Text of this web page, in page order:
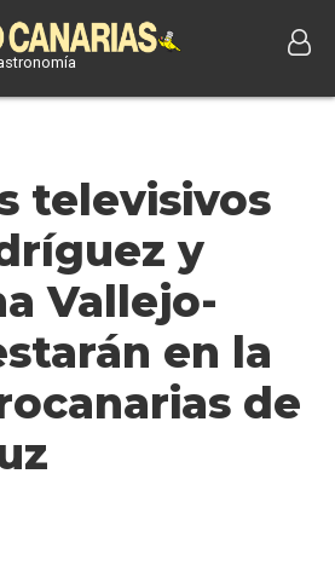
televisivos
y
Vallejo-
en la
de